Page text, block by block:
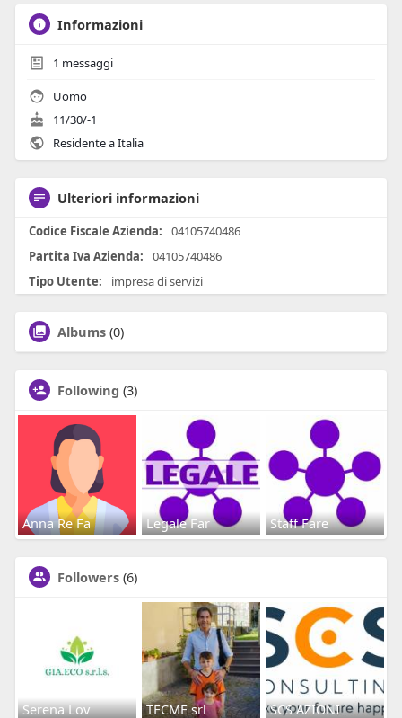
Informazioni
1 messaggi
Uomo
11/30/-1
Residente a Italia
Ulteriori informazioni
Codice Fiscale Azienda:
04105740486
Partita Iva Azienda:
04105740486
Tipo Utente:
impresa di servizi
Albums (0)
Following (3)
Anna Re Fa Legale Far Staff Fare
Followers (6)
Serena Lov TECME srl SCS AZIONI